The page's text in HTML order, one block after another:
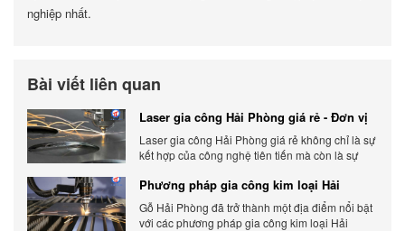
nghiệp nhất.
Bài viết liên quan
Laser gia công Hải Phòng giá rẻ - Đơn vị
gia công báo giá chính xác
Laser gia công Hải Phòng giá rẻ không chỉ là sự
kết hợp của công nghệ tiên tiến mà còn là sự
khách hàng. Xem ngay nhé.
Phương pháp gia công kim loại Hải
Phòng phổ biến hiện nay
Gỗ Hải Phòng đã trở thành một địa điểm nổi bật
với các phương pháp gia công kim loại Hải